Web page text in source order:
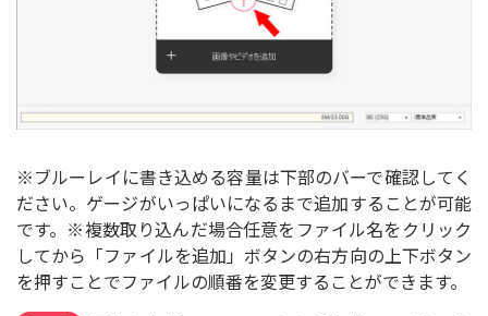
※ブルーレイに書き込める容量は下部のバーで確認してく
ださい。ゲージがいっぱいになるまで追加することが可能
です。※複数取り込んだ場合任意をファイル名をクリック
してから「ファイルを追加」ボタンの右方向の上下ボタン
を押すことでファイルの順番を変更することができます。